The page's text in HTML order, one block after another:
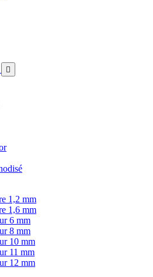

1,2 mm
1,6 mm
6 mm
8 mm
10 mm
11 mm
12 mm